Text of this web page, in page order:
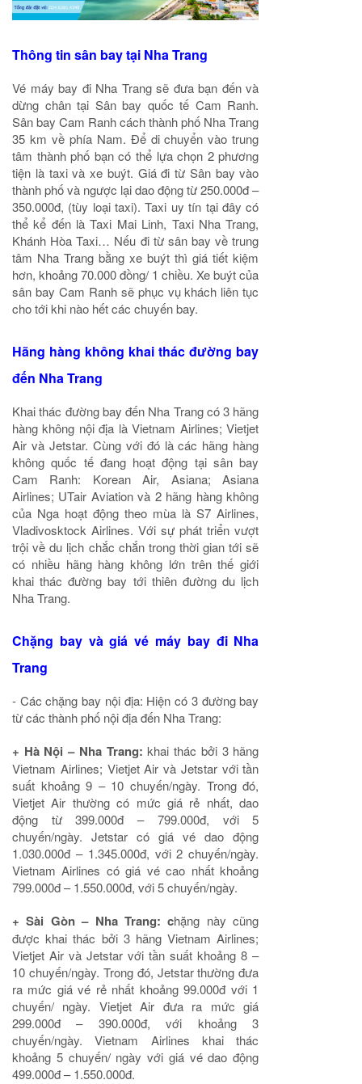
Thông tin sân bay tại Nha Trang
Vé máy bay đi Nha Trang sẽ đưa bạn đến và
dừng chân tại Sân bay quốc tế Cam Ranh.
Sân bay Cam Ranh cách thành phố Nha Trang
35 km về phía Nam. Để di chuyển vào trung
tâm thành phố bạn có thể lựa chọn 2 phương
tiện là taxi và xe buýt. Giá đi từ Sân bay vào
thành phố và ngược lại dao động từ 250.000đ –
350.000đ, (tùy loại taxi). Taxi uy tín tại đây có
thể kể đến là Taxi Mai Linh, Taxi Nha Trang,
Khánh Hòa Taxi… Nếu đi từ sân bay về trung
tâm Nha Trang bằng xe buýt thì giá tiết kiệm
hơn, khoảng 70.000 đồng/ 1 chiều. Xe buýt của
sân bay Cam Ranh sẽ phục vụ khách liên tục
cho tới khi nào hết các chuyến bay.
Hãng hàng không khai thác đường bay
đến Nha Trang
Khai thác đường bay đến Nha Trang có 3 hãng
hàng không nội địa là Vietnam Airlines; Vietjet
Air và Jetstar. Cùng với đó là các hãng hàng
không quốc tế đang hoạt động tại sân bay
Cam Ranh: Korean Air, Asiana; Asiana
Airlines; UTair Aviation và 2 hãng hàng không
của Nga hoạt động theo mùa là S7 Airlines,
Vladivosktock Airlines. Với sự phát triển vượt
trội về du lịch chắc chắn trong thời gian tới sẽ
có nhiều hãng hàng không lớn trên thế giới
khai thác đường bay tới thiên đường du lịch
Nha Trang.
Chặng bay và giávé máy bayđi Nha
Trang
- Các chặng bay nội địa: Hiện có 3 đường bay
từ các thành phố nội địa đến Nha Trang:
+ Hà Nội – Nha Trang:khai thác bởi 3 hãng
Vietnam Airlines; Vietjet Air và Jetstar với tần
suất khoảng 9 – 10 chuyến/ngày. Trong đó,
Vietjet Air thường có mức giá rẻ nhất, dao
động từ 399.000đ – 799.000đ, với 5
chuyến/ngày. Jetstar có giá vé dao động
1.030.000đ – 1.345.000đ, với 2 chuyến/ngày.
Vietnam Airlines có giá vé cao nhất khoảng
799.000đ – 1.550.000đ, với 5 chuyến/ngày.
+ Sài Gòn – Nha Trang: chặng này cũng
được khai thác bởi 3 hãng Vietnam Airlines;
Vietjet Air và Jetstar với tần suất khoảng 8 –
10 chuyến/ngày. Trong đó, Jetstar thường đưa
ra mức giá vé rẻ nhất khoảng 99.000đ với 1
chuyến/ ngày. Vietjet Air đưa ra mức giá
299.000đ – 390.000đ, với khoảng 3
chuyến/ngày. Vietnam Airlines khai thác
khoảng 5 chuyến/ ngày với giá vé dao động
499.000đ – 1.550.000đ.